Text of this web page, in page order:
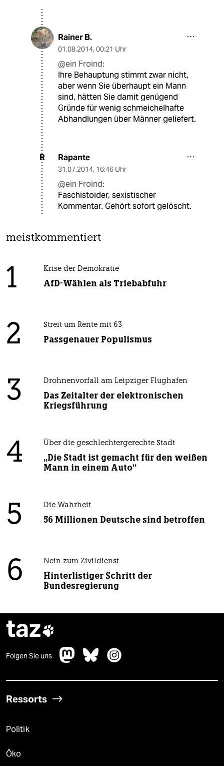
Rainer B.
01.08.2014, 00:21 Uhr
@ein Froind:
Ihre Behauptung stimmt zwar nicht,
aber wenn Sie überhaupt ein Mann
sind, hätten Sie damit genügend
Gründe für wenig schmeichelhafte
Abhandlungen über Männer geliefert.
R Rapante
31.07.2014, 16:46 Uhr
@ein Froind:
Faschistoider, sexistischer
Kommentar. Gehört sofort gelöscht.
meistkommentiert
1 Krise der Demokratie
AfD-Wählen als Triebabfuhr
2 Streit um Rente mit 63
Passgenauer Populismus
3 Drohnenvorfall am Leipziger Flughafen
Das Zeitalter der elektronischen
Kriegsführung
4 Über die geschlechtergerechte Stadt
„Die Stadt ist gemacht für den weißen
Mann in einem Auto“
5 Die Wahrheit
56 Millionen Deutsche sind betroffen
6 Nein zum Zivildienst
Hinterlistiger Schritt der
Bundesregierung
taz
Folgen Sie uns
Ressorts
Politik
Öko